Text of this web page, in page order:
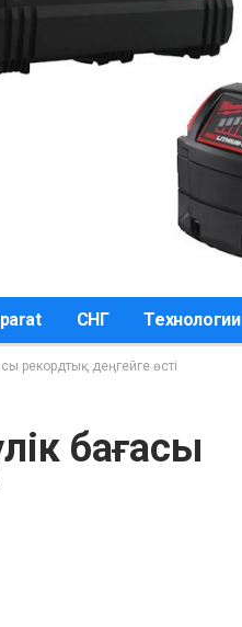
СНГ Технологии
рекордтық деңгейге өсті
бағасы